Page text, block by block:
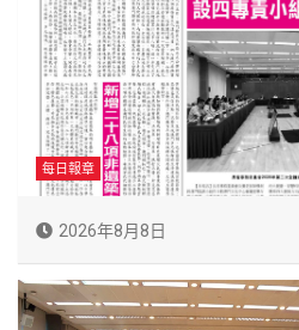
每日報章
2026年8月8日